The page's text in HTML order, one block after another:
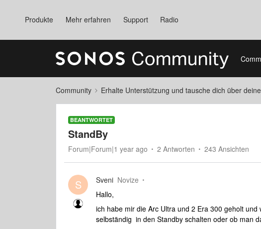
Produkte Mehr erfahren Support Radio
Community Erhalte Unterstützung und tausche dich über
BEANTWORTET
StandBy
Forum|Forum|1 year ago 2 Antworten 243 Ansichten
S Sveni Novize
Hallo,
ich habe mir die Arc Ultra und 2 Era 300 geholt
selbständig in den Standby schalten oder ob man